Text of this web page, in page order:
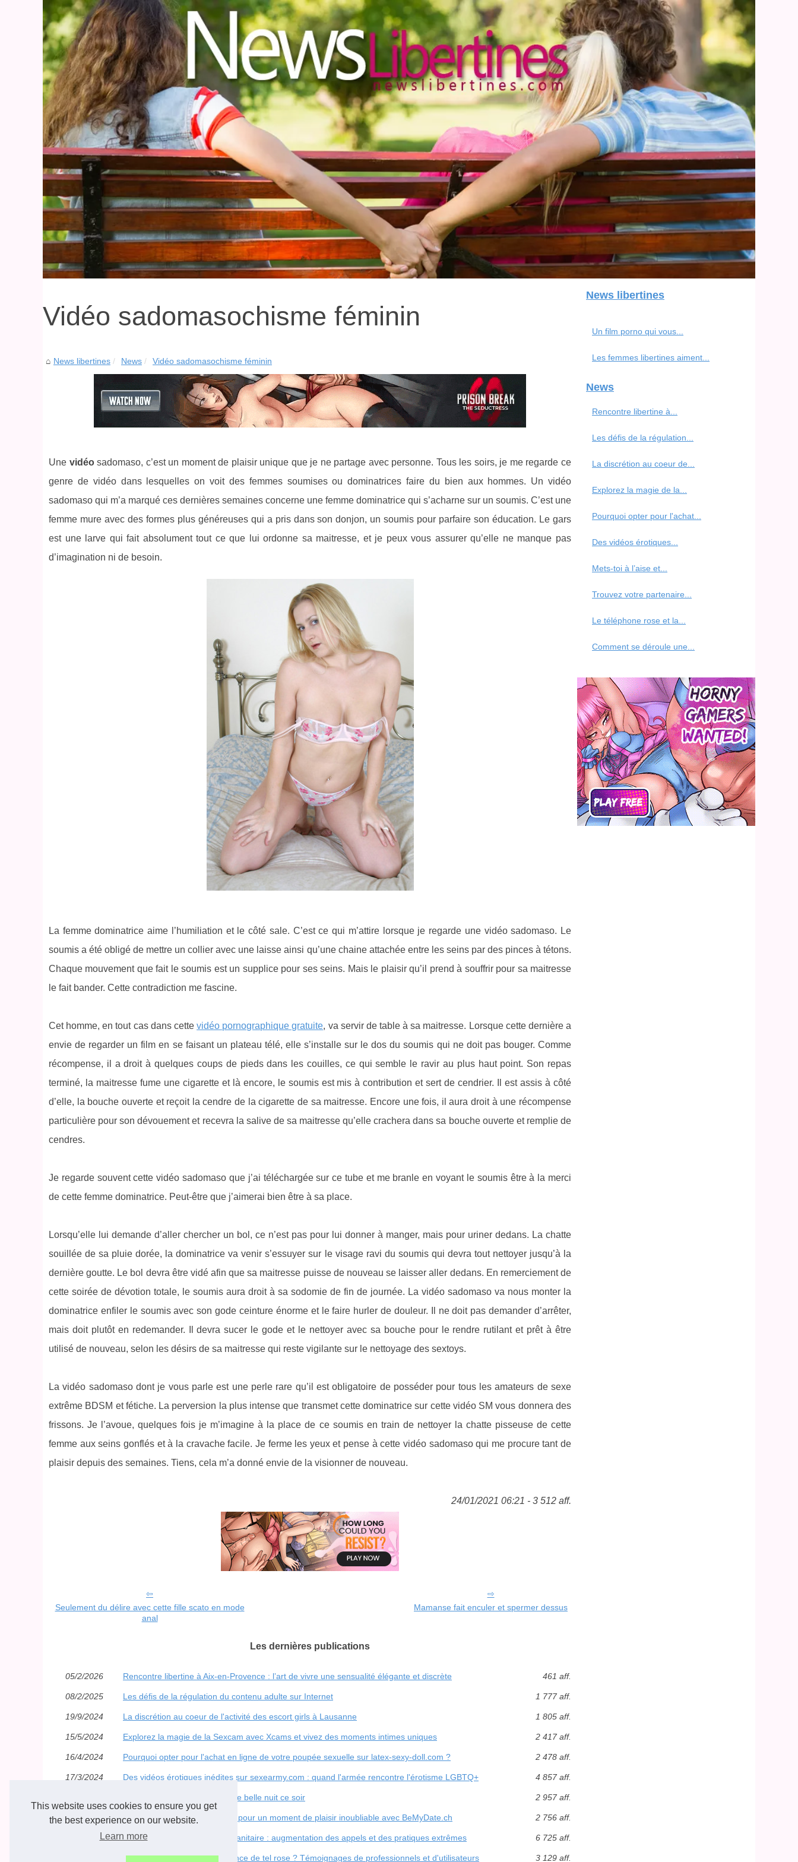
This website uses cookies to ensure you get
the best experience on our website.
Learn more
Vidéo sadomasochisme féminin
News libertines News Vidéo sadomasochisme féminin
Une vidéosadomaso, c’est un moment de plaisir unique que je ne partage avec personne. Tous les soirs, je me regarde ce
genre de vidéo dans lesquelles on voit des femmes soumises ou dominatrices faire du bien aux hommes. Un vidéo
sadomaso qui m’a marqué ces dernières semaines concerne une femme dominatrice qui s’acharne sur un soumis. C’est une
femme mure avec des formes plus généreuses qui a pris dans son donjon, un soumis pour parfaire son éducation. Le gars
est une larve qui fait absolument tout ce que lui ordonne sa maitresse, et je peux vous assurer qu’elle ne manque pas
d’imagination ni de besoin.
La femme dominatrice aime l’humiliation et le côté sale. C’est ce qui m’attire lorsque je regarde une vidéo sadomaso. Le
soumis a été obligé de mettre un collier avec une laisse ainsi qu’une chaine attachée entre les seins par des pinces à tétons.
Chaque mouvement que fait le soumis est un supplice pour ses seins. Mais le plaisir qu’il prend à souffrir pour sa maitresse
le fait bander. Cette contradiction me fascine.
Cet homme, en tout cas dans cettevidéo pornographique gratuite, va servir de table à sa maitresse. Lorsque cette dernière a
envie de regarder un film en se faisant un plateau télé, elle s’installe sur le dos du soumis qui ne doit pas bouger. Comme
récompense, il a droit à quelques coups de pieds dans les couilles, ce qui semble le ravir au plus haut point. Son repas
terminé, la maitresse fume une cigarette et là encore, le soumis est mis à contribution et sert de cendrier. Il est assis à côté
d’elle, la bouche ouverte et reçoit la cendre de la cigarette de sa maitresse. Encore une fois, il aura droit à une récompense
particulière pour son dévouement et recevra la salive de sa maitresse qu’elle crachera dans sa bouche ouverte et remplie de
cendres.
Je regarde souvent cette vidéo sadomaso que j’ai téléchargée sur ce tube et me branle en voyant le soumis être à la merci
de cette femme dominatrice. Peut-être que j’aimerai bien être à sa place.
Lorsqu’elle lui demande d’aller chercher un bol, ce n’est pas pour lui donner à manger, mais pour uriner dedans. La chatte
souillée de sa pluie dorée, la dominatrice va venir s’essuyer sur le visage ravi du soumis qui devra tout nettoyer jusqu’à la
dernière goutte. Le bol devra être vidé afin que sa maitresse puisse de nouveau se laisser aller dedans. En remerciement de
cette soirée de dévotion totale, le soumis aura droit à sa sodomie de fin de journée. La vidéo sadomaso va nous monter la
dominatrice enfiler le soumis avec son gode ceinture énorme et le faire hurler de douleur. Il ne doit pas demander d’arrêter,
mais doit plutôt en redemander. Il devra sucer le gode et le nettoyer avec sa bouche pour le rendre rutilant et prêt à être
utilisé de nouveau, selon les désirs de sa maitresse qui reste vigilante sur le nettoyage des sextoys.
La vidéo sadomaso dont je vous parle est une perle rare qu’il est obligatoire de posséder pour tous les amateurs de sexe
extrême BDSM et fétiche. La perversion la plus intense que transmet cette dominatrice sur cette vidéo SM vous donnera des
frissons. Je l’avoue, quelques fois je m’imagine à la place de ce soumis en train de nettoyer la chatte pisseuse de cette
femme aux seins gonflés et à la cravache facile. Je ferme les yeux et pense à cette vidéo sadomaso qui me procure tant de
plaisir depuis des semaines. Tiens, cela m’a donné envie de la visionner de nouveau.
24/01/2021 06:21 - 3 512 aff.
Seulement du délire avec cette fille scato en mode
anal
Mamanse fait enculer et spermer dessus
Les dernières publications
05/2/2026 Rencontre libertine à Aix-en-Provence : l’art de vivre une sensualité élégante et discrète 461 aff.
08/2/2025 Les défis de la régulation du contenu adulte sur Internet 1 777 aff.
19/9/2024 La discrétion au coeur de l'activité des escort girls à Lausanne 1 805 aff.
15/5/2024 Explorez la magie de la Sexcam avec Xcams et vivez des moments intimes uniques 2 417 aff.
16/4/2024 Pourquoi opter pour l'achat en ligne de votre poupée sexuelle sur latex-sexy-doll.com ? 2 478 aff.
17/3/2024 Des vidéos érotiques inédites sur sexearmy.com : quand l'armée rencontre l'érotisme LGBTQ+ 4 857 aff.
Mets-toi à l’aise et passons une belle nuit ce soir 2 957 aff.
23/10/2023 Trouvez votre partenaire idéal pour un moment de plaisir inoubliable avec BeMyDate.ch 2 756 aff.
18/6/2023 Le téléphone rose et la crise sanitaire : augmentation des appels et des pratiques extrêmes 6 725 aff.
Comment se déroule une séance de tel rose ? Témoignages de professionnels et d'utilisateurs 3 129 aff.
News libertines
Un film porno qui vous...
Les femmes libertines aiment...
News
Rencontre libertine à...
Les défis de la régulation...
La discrétion au coeur de...
Explorez la magie de la...
Pourquoi opter pour l'achat...
Des vidéos érotiques...
Mets-toi à l’aise et...
Trouvez votre partenaire...
Le téléphone rose et la...
Comment se déroule une...